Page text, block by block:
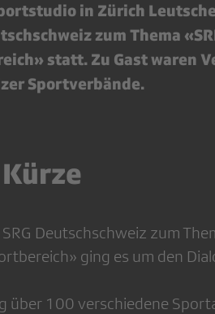
in Zürich
zum Thema
statt. Zu Gast waren
Sportverbände.
Deutschschweiz zum
ging es um den
über 100 verschiedene